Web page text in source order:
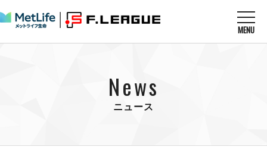
MENU
U-23選抜
MATCHESNews
ニュース